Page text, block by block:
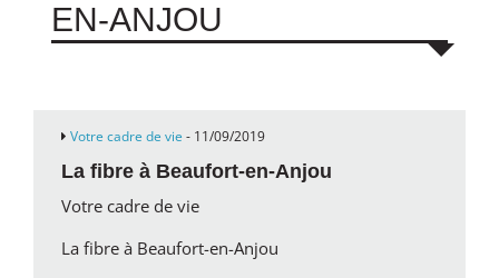
EN-ANJOU
Votre cadre de vie - 11/09/2019
La fibre à Beaufort-en-Anjou
Votre cadre de vie
La fibre à Beaufort-en-Anjou